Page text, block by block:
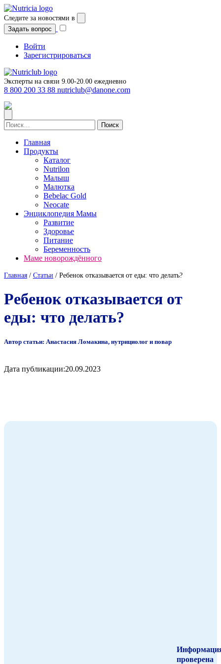
Перейти
к
содержимому
Следите за новостями в
Задать вопрос
Войти
Зарегистрироваться
Эксперты на связи 9.00-20.00 ежедневно
8 800 200 33 88 nutriclub@danone.com
Найти:
Главная
Продукты
Каталог
Nutrilon
Малыш
Малютка
Bebelac Gold
Neocate
Энциклопедия Мамы
Развитие
Здоровье
Питание
Беременность
Маме новорождённого
Главная / Cтатьи / Ребенок отказывается от еды: что делать?
Ребенок отказывается от
еды: что делать?
Автор статьи: Анастасия Ломакина, нутрициолог и повар
Дата публикации:20.09.2023
проверена